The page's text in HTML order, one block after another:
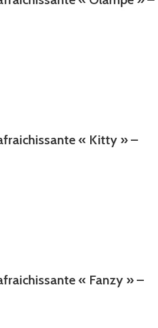
« Kitty » –
« Fanzy » –